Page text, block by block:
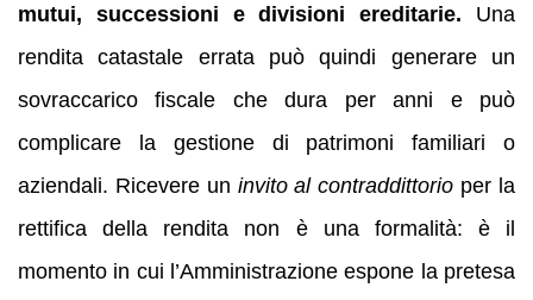
mutui, successioni e divisioni ereditarie. Una
rendita catastale errata può quindi generare un
sovraccarico fiscale che dura per anni e può
complicare la gestione di patrimoni familiari o
aziendali. Ricevere un invito al contraddittorio per la
rettifica della rendita non è una formalità: è il
momento in cui l’Amministrazione espone la pretesa